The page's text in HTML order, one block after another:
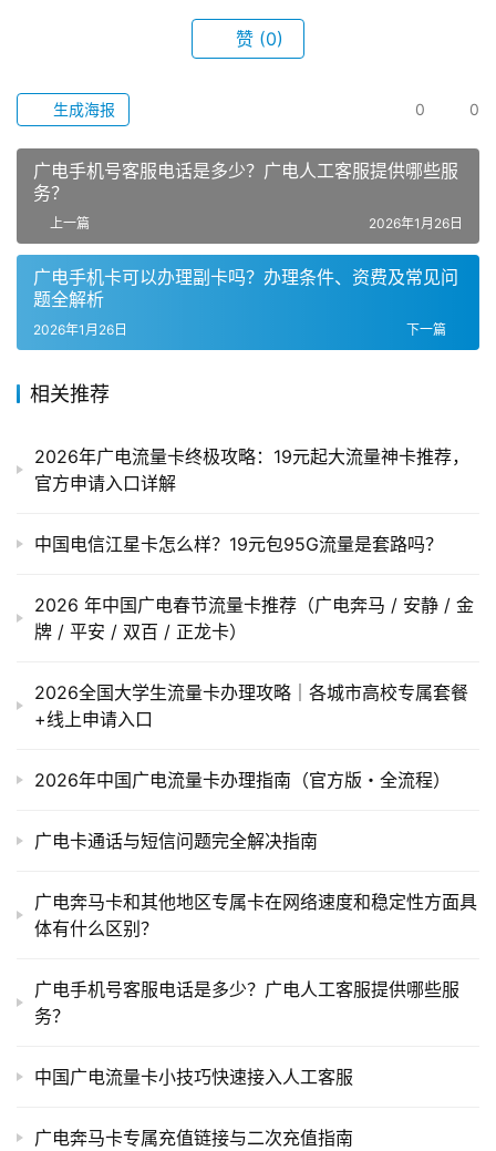
赞 (0)
0 0
生成海报
广电手机号客服电话是多少？广电人工客服提供哪些服
务？
上一篇 2026年1月26日
广电手机卡可以办理副卡吗？办理条件、资费及常见问
题全解析
下一篇
2026年1月26日
相关推荐
2026年广电流量卡终极攻略：19元起大流量神卡推荐，
官方申请入口详解
中国电信江星卡怎么样？19元包95G流量是套路吗？
2026 年中国广电春节流量卡推荐（广电奔马 / 安静 / 金
牌 / 平安 / 双百 / 正龙卡）
2026全国大学生流量卡办理攻略｜各城市高校专属套餐
+线上申请入口
2026年中国广电流量卡办理指南（官方版・全流程）
广电卡通话与短信问题完全解决指南
广电奔马卡和其他地区专属卡在网络速度和稳定性方面具
体有什么区别？
广电手机号客服电话是多少？广电人工客服提供哪些服
务？
中国广电流量卡小技巧快速接入人工客服
广电奔马卡专属充值链接与二次充值指南